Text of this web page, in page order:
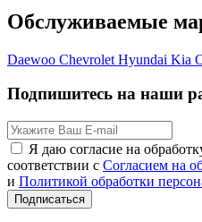
Обслуживаемые
Daewoo Chevrolet Hyundai Kia
Подпишитесь на наши
Я даю согласие на
соответствии с Согласием на
и Политикой обработки
Подписаться